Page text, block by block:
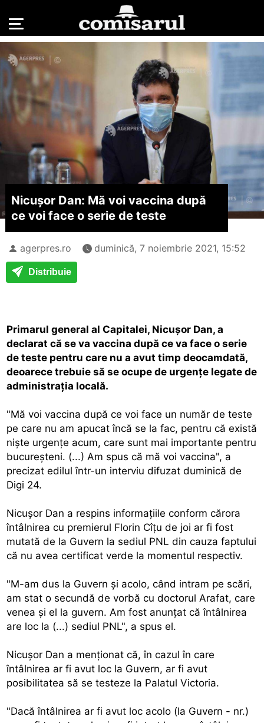
Nicuşor Dan: Mă voi vaccina după
ce voi face o serie de teste
agerpres.ro duminică, 7 noiembrie 2021, 15:52
Distribuie
Primarul general al Capitalei, Nicuşor Dan, a
declarat că se va vaccina după ce va face o serie
de teste pentru care nu a avut timp deocamdată,
deoarece trebuie să se ocupe de urgenţe legate de
administraţia locală.
"Mă voi vaccina după ce voi face un număr de teste
pe care nu am apucat încă se la fac, pentru că există
nişte urgenţe acum, care sunt mai importante pentru
bucureşteni. (...) Am spus că mă voi vaccina", a
precizat edilul într-un interviu difuzat duminică de
Digi 24.
Nicuşor Dan a respins informaţiile conform cărora
întâlnirea cu premierul Florin Cîţu de joi ar fi fost
mutată de la Guvern la sediul PNL din cauza faptului
că nu avea certificat verde la momentul respectiv.
"M-am dus la Guvern şi acolo, când intram pe scări,
am stat o secundă de vorbă cu doctorul Arafat, care
venea şi el la guvern. Am fost anunţat că întâlnirea
are loc la (...) sediul PNL", a spus el.
Nicuşor Dan a menţionat că, în cazul în care
întâlnirea ar fi avut loc la Guvern, ar fi avut
posibilitatea să se testeze la Palatul Victoria.
"Dacă întâlnirea ar fi avut loc acolo (la Guvern - nr.)